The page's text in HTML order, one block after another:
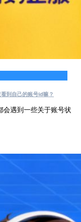
到自己的账号id嘛？
会遇到一些关于账号状